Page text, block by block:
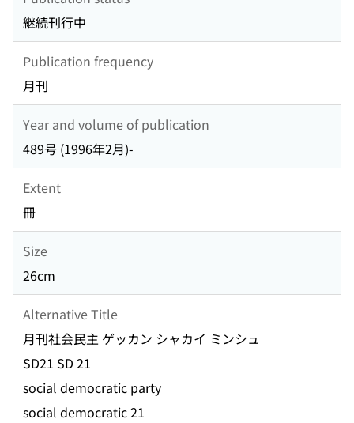
継続刊行中
Publication frequency
月刊
Year and volume of publication
489号 (1996年2月)-
Extent
冊
Size
26cm
Alternative Title
月刊社会民主 ゲッカン シャカイ ミンシュ
SD21 SD 21
social democratic party
social democratic 21